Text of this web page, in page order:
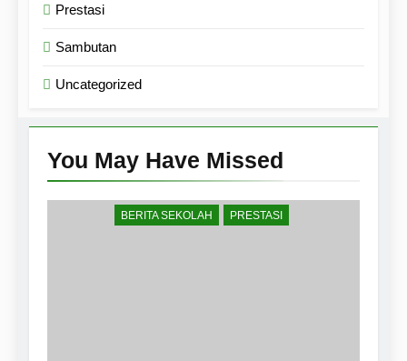
Prestasi
Sambutan
Uncategorized
You May Have Missed
BERITA SEKOLAH PRESTASI